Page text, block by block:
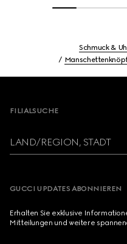
Schmuck &
FILIALSUCHE
LAND/REGION, STADT
GUCCI UPDATES ABONNIEREN
Erhalten Sie exklusive
Mitteilungen und weitere